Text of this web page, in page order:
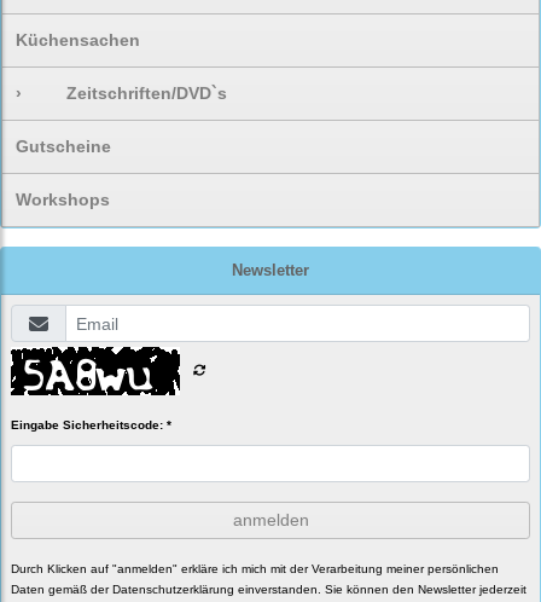
Küchensachen
› Zeitschriften/DVD`s
Gutscheine
Workshops
Newsletter
Eingabe Sicherheitscode: *
anmelden
Durch Klicken auf "anmelden" erkläre ich mich mit der Verarbeitung meiner persönlichen
Daten gemäß der Datenschutzerklärung einverstanden. Sie können den Newsletter jederzeit